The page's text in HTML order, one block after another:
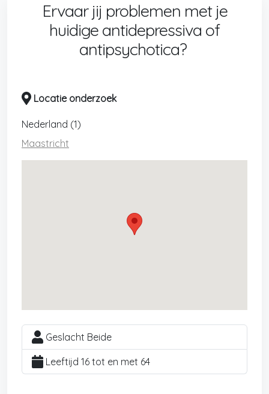
Ervaar jij problemen met je
huidige antidepressiva of
antipsychotica?
Locatie onderzoek
Nederland (1)
Maastricht
Geslacht Beide
Leeftijd 16 tot en met 64